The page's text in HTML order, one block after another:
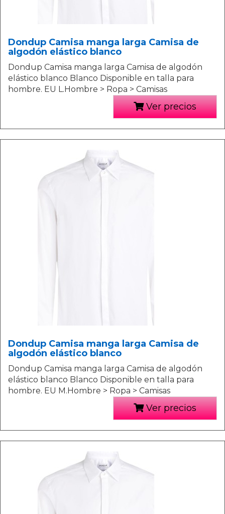
Dondup Camisa manga larga Camisa de
algodón elástico blanco
Dondup Camisa manga larga Camisa de algodón
elástico blanco Blanco Disponible en talla para
hombre. EU L.Hombre > Ropa > Camisas
Ver precios
Dondup Camisa manga larga Camisa de
algodón elástico blanco
Dondup Camisa manga larga Camisa de algodón
elástico blanco Blanco Disponible en talla para
hombre. EU M.Hombre > Ropa > Camisas
Ver precios